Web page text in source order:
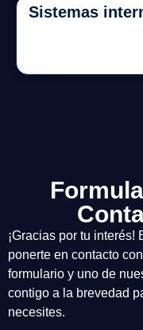
Sistemas
¡Gracias por tu
ponerte en contacto
formulario y uno de
contigo a la brevedad
necesites.